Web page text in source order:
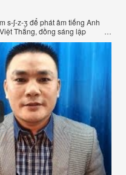
s-ʃ-z-ʒ để phát âm tiếng Anh
Thắng, đồng sáng lập
trực tuyến chặt chẽ nhất thế